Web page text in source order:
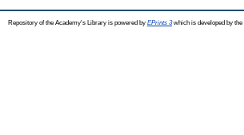
Repository of the Academy's Library is powered by EPrints 3which is developed by the